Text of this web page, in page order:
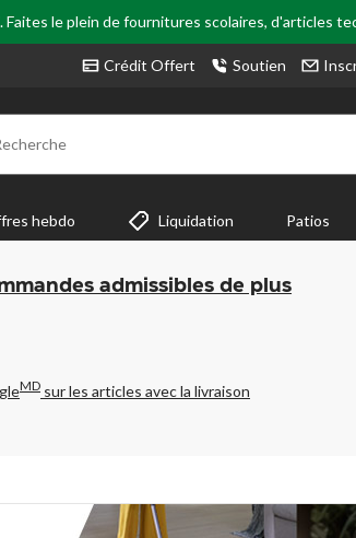
le plein de fournitures scolaires, d'articles
Crédit Offert Soutien
hebdo Liquidation Patios
admissibles de plus
MD sur les articles avec la livraison